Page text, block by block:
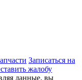
Записаться на
жалобу
данные, вы